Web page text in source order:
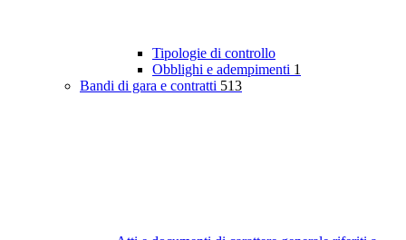
Tipologie di controllo
Obblighi e adempimenti 1
Bandi di gara e contratti 513